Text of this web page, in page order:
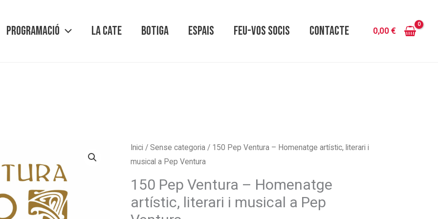
PROGRAMACIÓ LA CATE BOTIGA ESPAIS FEU-VOS SOCIS CONTACTE 0,00€
Inici /Sense categoria / 150 Pep Ventura – Homenatge artístic, literari i
musical a Pep Ventura
150 Pep Ventura – Homenatge
artístic, literari i musical a Pep